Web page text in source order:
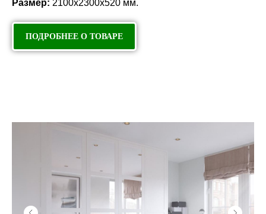
Размер: 2100х2300х520 мм.
ПОДРОБНЕЕ О ТОВАРЕ